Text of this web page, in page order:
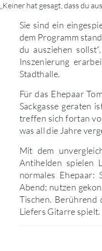
„Keiner hat gesagt, dass du
Sie sind ein
dem Programm
du ausziehen
Inszenierung
Stadthalle.
Für das Ehepaar
Sackgasse geraten
treffen sich fortan
was all die Jahre
Mit dem
Antihelden spielen
normales Ehepaar:
Abend; nutzen
Tischen. Berührend
Liefers Gitarre spielt.